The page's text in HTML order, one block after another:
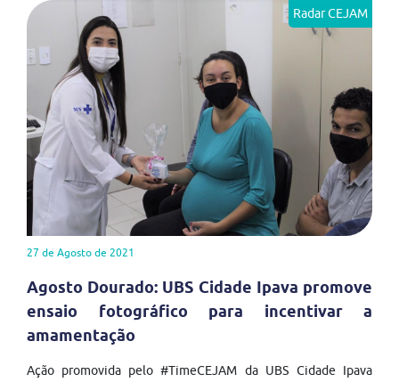
Radar CEJAM
27 de Agosto de 2021
Agosto Dourado: UBS Cidade Ipava promove
ensaio fotográfico para incentivar a
amamentação
Ação promovida pelo #TimeCEJAM da UBS Cidade Ipava